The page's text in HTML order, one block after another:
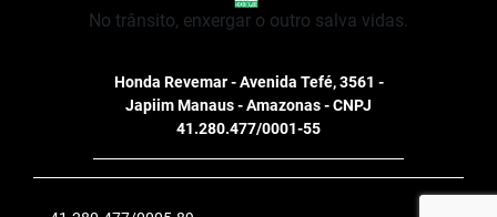
No trânsito, enxergar o outro salva vidas.